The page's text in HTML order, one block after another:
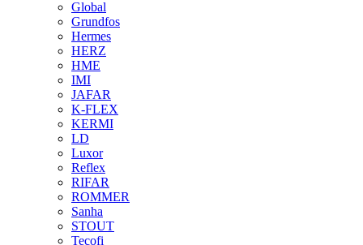
Global
Grundfos
Hermes
HERZ
HME
IMI
JAFAR
K-FLEX
KERMI
LD
Luxor
Reflex
RIFAR
ROMMER
Sanha
STOUT
Tecofi